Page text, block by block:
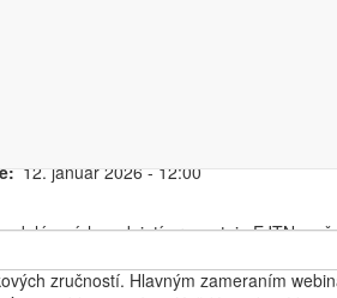
12. január 2026 - 12:00
podujatí prezentuje EJTN
desiatich týždenných webinárov
zručností. Hlavným zameraním